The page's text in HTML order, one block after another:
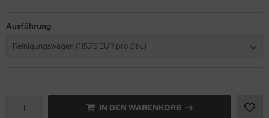
Ausführung
Reinigungswagen (115,75 EUR pro Stk.)
IN DEN WARENKORB